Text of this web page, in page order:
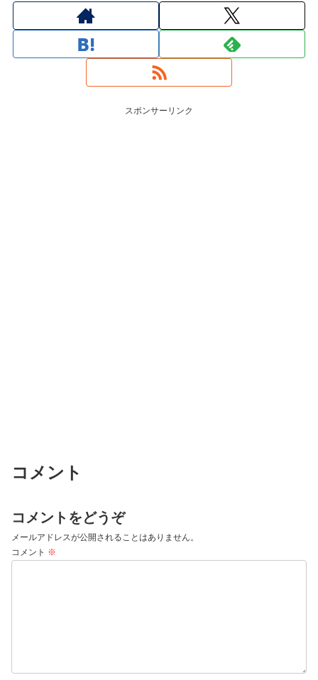
スポンサーリンク
コメント
コメントをどうぞ
メールアドレスが公開されることはありません。
コメント ※